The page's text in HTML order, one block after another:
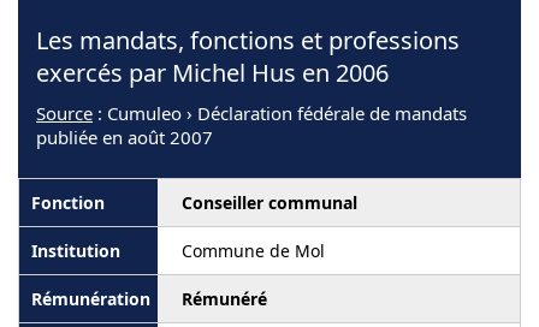
Les mandats, fonctions et professions
exercés par Michel Hus en 2006
Source : Cumuleo › Déclaration fédérale de mandats
publiée en août 2007
Conseiller communal
Commune de Mol
Rémunéré